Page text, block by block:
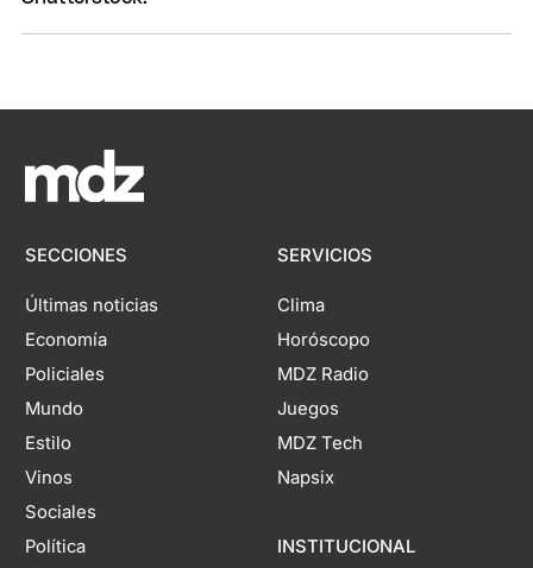
SECCIONES
Últimas noticias
Economía
Policiales
Mundo
Estilo
Vinos
Sociales
Política
SERVICIOS
Clima
Horóscopo
MDZ Radio
Juegos
MDZ Tech
Napsix
INSTITUCIONAL